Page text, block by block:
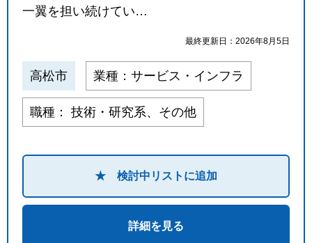
一翼を担い続けてい…
最終更新日：2026年8月5日
高松市 業種：サービス・インフラ
職種： 技術・研究系、その他
★ 検討中リストに追加
詳細を見る